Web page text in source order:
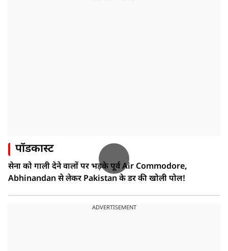
पॉडकास्ट
सेना को गाली देने वालों पर भड़के पूर्व Air Commodore,
Abhinandan से लेकर Pakistan के डर की खोली पोल!
ADVERTISEMENT